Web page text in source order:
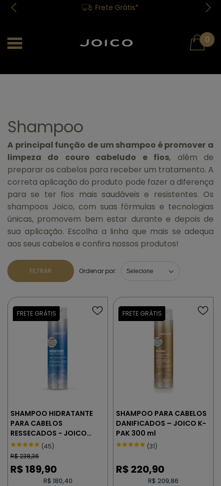
Frete Grátis*
0
Shampoo
A principal função de um shampoo é promover a
limpeza do couro cabeludo e fios, além de
preparar os cabelos para receber um tratamento. A
correta aplicação do produto pode fazer a diferença
para se ter fios mais saudáveis e resistentes. Os
shampoos Joico, com suas fórmulas e tecnologias
únicas, promovem bem estar durante e depois de
sua aplicação. Escolha a linha que mais se adequa
aos seus cabelos e confira nossos produtos!
FILTRAR Ordenar por:
SHAMPOO HIDRATANTE
PARA CABELOS
RESSECADOS - JOICO
MOISTURE RECOVERY 300
ml
(45)
R$238,36
R$ 189,90
R$ 180,40
SHAMPOO PARA CABELOS
DANIFICADOS – JOICO K-
PAK 300 ml
(31)
R$ 220,90
R$ 209,86